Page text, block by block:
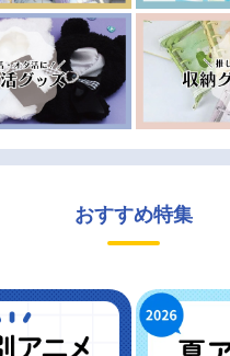
おすすめ特集